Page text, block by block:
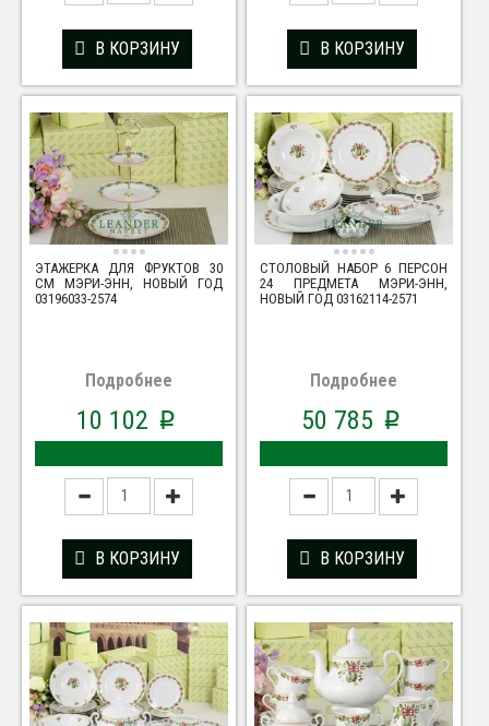
В КОРЗИНУ В КОРЗИНУ
ЭТАЖЕРКА ДЛЯ ФРУКТОВ 30
СМ МЭРИ-ЭНН, НОВЫЙ ГОД
03196033-2574
Подробнее
10 102 p
В КОРЗИНУ
СТОЛОВЫЙ НАБОР 6 ПЕРСОН
24 ПРЕДМЕТА МЭРИ-ЭНН,
НОВЫЙ ГОД 03162114-2571
Подробнее
50 785 p
В КОРЗИНУ